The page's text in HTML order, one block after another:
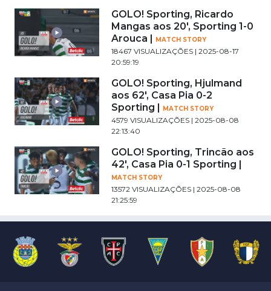
GOLO! Sporting, Ricardo
Mangas aos 20', Sporting 1-0
Arouca |
MATCH STORY
18467 VISUALIZAÇÕES | 2025-08-17
20:59:19
GOLO! Sporting, Hjulmand
aos 62', Casa Pia 0-2
Sporting |
MATCH STORY
4579 VISUALIZAÇÕES | 2025-08-08
22:13:40
GOLO! Sporting, Trincão aos
42', Casa Pia 0-1 Sporting |
MATCH STORY
13572 VISUALIZAÇÕES | 2025-08-08
21:25:59